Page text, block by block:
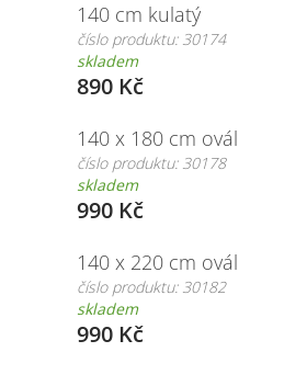
140 cm kulatý
číslo produktu: 30174
skladem
890 Kč
140 x 180 cm ovál
číslo produktu: 30178
skladem
990 Kč
140 x 220 cm ovál
číslo produktu: 30182
skladem
990 Kč